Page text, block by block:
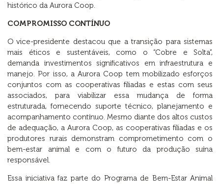
histórico da Aurora Coop.
COMPROMISSO CONTÍNUO
O vice-presidente destacou que a transição para sistemas
mais éticos e sustentáveis, como o “Cobre e Solta”,
demanda investimentos significativos em infraestrutura e
manejo. Por isso, a Aurora Coop tem mobilizado esforços
conjuntos com as cooperativas filiadas e estas com seus
associados, para viabilizar essa mudança de forma
estruturada, fornecendo suporte técnico, planejamento e
acompanhamento contínuo. Mesmo diante dos altos custos
de adequação, a Aurora Coop, as cooperativas filiadas e os
produtores rurais demonstram comprometimento com o
bem-estar animal e com o futuro da produção suína
responsável.
Essa iniciativa faz parte do Programa de Bem-Estar Animal